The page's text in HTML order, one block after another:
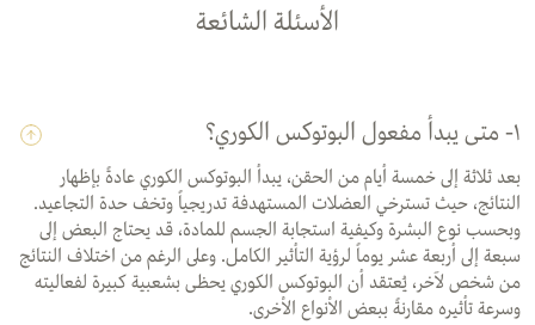
الأسئلة الشائعة
١- متى يبدأ مفعول البوتوكس الكوري؟
بعد ثلاثة إلى خمسة أيام من الحقن، يبدأ البوتوكس الكوري عادةً بإظهار
النتائج، حيث تسترخي العضلات المستهدفة تدريجياً وتخف حدة التجاعيد.
وبحسب نوع البشرة وكيفية استجابة الجسم للمادة، قد يحتاج البعض إلى
سبعة إلى أربعة عشر يوماً لرؤية التأثير الكامل. وعلى الرغم من اختلاف النتائج
من شخص لآخر، يُعتقد أن البوتوكس الكوري يحظى بشعبية كبيرة لفعاليته
وسرعة تأثيره مقارنةً ببعض الأنواع الأخرى.